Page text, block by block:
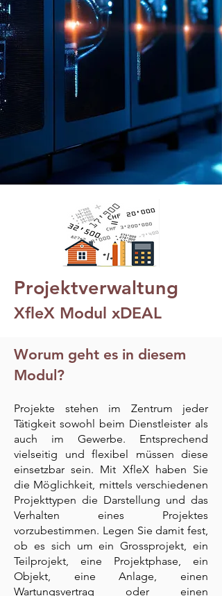
Projektverwaltung
XfleX Modul xDEAL
Worum geht es in diesem
Modul?
Projekte stehen im Zentrum jeder
Tätigkeit sowohl beim Dienstleister als
auch im Gewerbe. Entsprechend
vielseitig und flexibel müssen diese
einsetzbar sein. Mit XfleX haben Sie
die Möglichkeit, mittels verschiedenen
Projekttypen die Darstellung und das
Verhalten eines Projektes
vorzubestimmen. Legen Sie damit fest,
ob es sich um ein Grossprojekt, ein
Teilprojekt, eine Projektphase, ein
Objekt, eine Anlage, einen
Wartungsvertrag oder einen